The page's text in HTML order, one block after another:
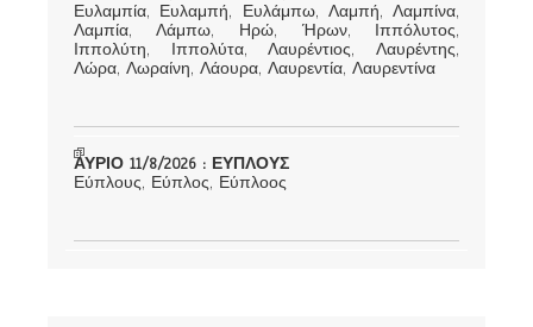
Ευλαμπία, Ευλαμπή, Ευλάμπω, Λαμπή, Λαμπίνα,
Λαμπία, Λάμπω, Ηρώ, Ήρων, Ιππόλυτος,
Ιππολύτη, Ιππολύτα, Λαυρέντιος, Λαυρέντης,
Λώρα, Λωραίνη, Λάουρα, Λαυρεντία, Λαυρεντίνα
ΑΥΡΙΟ 11/8/2026 : ΕΥΠΛΟΥΣ
Εύπλους, Εύπλος, Εύπλοος